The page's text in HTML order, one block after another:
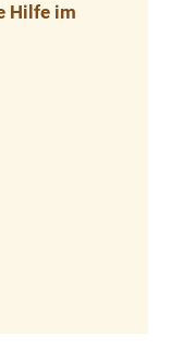
Hilfe im